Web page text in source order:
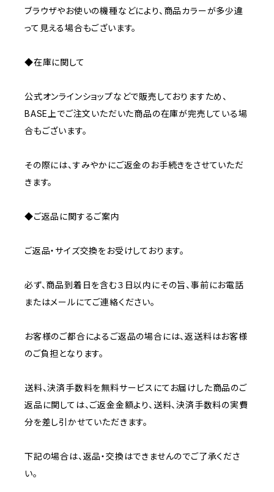
ブラウザやお使いの機種などにより、商品カラーが多少違
って見える場合もございます。
◆在庫に関して
公式オンラインショップなどで販売しておりますため、
BASE上でご注文いただいた商品の在庫が完売している場
合もございます。
その際には、すみやかにご返金のお手続きをさせていただ
きます。
◆ご返品に関するご案内
ご返品・サイズ交換をお受けしております。
必ず、商品到着日を含む３日以内にその旨、事前にお電話
またはメールにてご連絡ください。
お客様のご都合によるご返品の場合には、返送料はお客様
のご負担となります。
送料、決済手数料を無料サービスにてお届けした商品のご
返品に関しては、ご返金金額より、送料、決済手数料の実費
分を差し引かせていただきます。
下記の場合は、返品・交換はできませんのでご了承くださ
い。